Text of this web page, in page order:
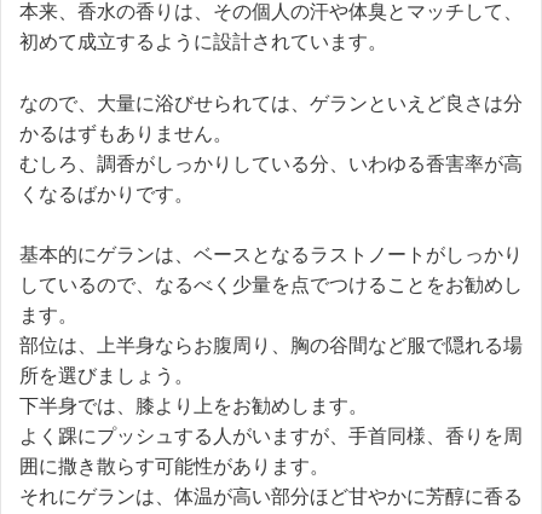
本来、香水の香りは、その個人の汗や体臭とマッチして、
初めて成立するように設計されています。
なので、大量に浴びせられては、ゲランといえど良さは分
かるはずもありません。
むしろ、調香がしっかりしている分、いわゆる香害率が高
くなるばかりです。
基本的にゲランは、ベースとなるラストノートがしっかり
しているので、なるべく少量を点でつけることをお勧めし
ます。
部位は、上半身ならお腹周り、胸の谷間など服で隠れる場
所を選びましょう。
下半身では、膝より上をお勧めします。
よく踝にプッシュする人がいますが、手首同様、香りを周
囲に撒き散らす可能性があります。
それにゲランは、体温が高い部分ほど甘やかに芳醇に香る